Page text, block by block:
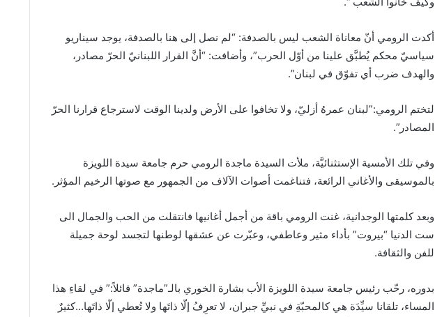
أكدت الرومي أنّ معاناة الشعب ليس بالصدفة: “لم نصل إلى هنا بالصدفة، يوجد سيناريو
سياسيّ محكم يُطبَّق علينا من أوّل الحرب”، وأضافت: “أنَّ القرار اللبنانيّ الحرّ مصادر،
والهدف ضرب أي تفوّق في لبنان”.
لتختم الرومي:”لبنان عمرهُ أزليّ، ولا تخافوا على الأرض ولدينا الوقت لاسترجاع قرارنا الحرّ
المصادر”.
وفي تلك الأمسية الإستثنائيَّة، ملأت السيدة ماجدة الرومي حرم جامعة سيدة اللويزة
بالموسيقى والأغاني الرائعة، فتناغمت أصوات الآلاف من الجمهور مع صوتها الرخيم المؤثر.
وبعد كلمتها الوجدانية، غنت الرومي باقة من أجمل أغانيها فانتقلت من الحب والجمال الى
ست الدنيا “بيروت” بأداء مثير وعاطفي، وعبّرت عن عشقها لوطنها لتجسد لوحة جميلة
للفن والثقافة.
بدوره، رحّب رئيس جامعة سيدة اللويزة الأب بشارة الخوري بالـ”ماجدة” قائلاً:” في لقاءِ هذا
المساء، تلقانا سيِّدَة هي كالمحبّةِ في نبيِّ جبران، لا تعرِفُ إلّا ذاتَها ولا تُعطي إلّا ذاتَها…كثيرٌ